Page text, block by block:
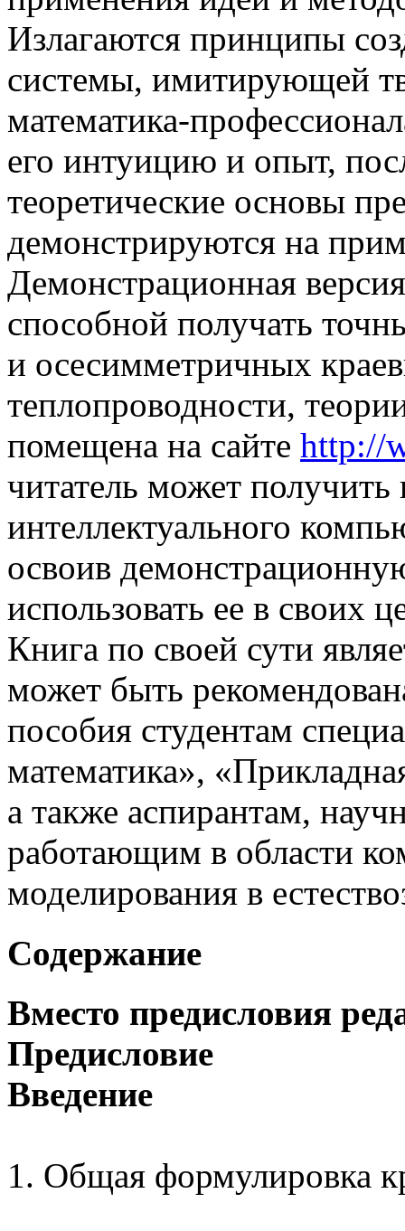
Излагаются принципы
системы, имитирующей
математика-
его интуицию и опыт,
теоретические основы
демонстрируются на
Демонстрационная
способной получать
и осесимметричных
теплопроводности,
помещена на сайте http://
читатель может
интеллектуального
освоив
использовать ее в своих
Книга по своей сути
может быть
пособия студентам
математика»,
а также аспирантам,
работающим в области
моделирования в
Содержание
Вместо предисловия
Предисловие
Введение
1. Общая формулировка